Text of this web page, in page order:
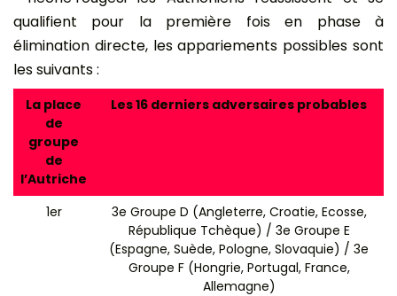
qualifient pour la première fois en phase à
élimination directe, les appariements possibles sont
les suivants :
La place
de
groupe
de
l’Autriche
Les 16 derniers adversaires probables
1er
3e Groupe D (Angleterre, Croatie, Ecosse,
République Tchèque) / 3e Groupe E
(Espagne, Suède, Pologne, Slovaquie) / 3e
Groupe F (Hongrie, Portugal, France,
Allemagne)